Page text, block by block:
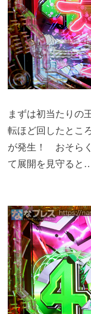
まずは初当たりの
転ほど回したとこ
が発生！ おそら
て展開を見守ると